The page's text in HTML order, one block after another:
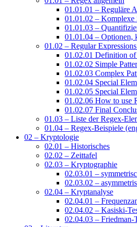
01.01.01 – Reguläre
01.01.02 – Komplexe
01.01.03 –
01.01.04 – Optionen,
01.02 – Regular
01.02.01 Definition of
01.02.02 Simple
01.02.03 Complex
01.02.04 Special
01.02.05 Special
01.02.06 How to use
01.02.07 Final
01.03 – Liste der Regex-
01.04 – Regex-Beispiele
02 – Kryptologie
02.01 – Historisches
02.02 – Zeittafel
02.03 – Kryptographie
02.03.01 –
02.03.02 –
02.04 – Kryptanalyse
02.04.01 –
02.04.02 – Kasiski-
02.04.03 – Friedman-